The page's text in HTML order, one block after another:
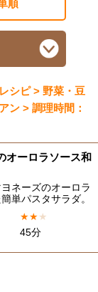
順
シピ > 野菜・豆
ン > 調理時間：
オーロラソース和
ネーズのオーロラ
単パスタサラダ。
★★★
45分